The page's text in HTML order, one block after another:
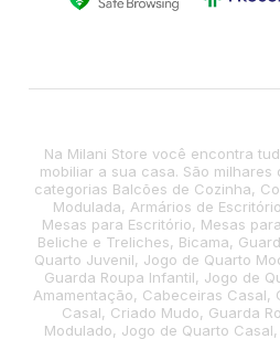
Na Milani Store você encontra
mobiliar a sua casa. São
categorias Balcões de Cozinha,
Modulada, Armários de
Mesas para Escritório, Mesas
Beliche e Treliches, Bicama,
Quarto Juvenil, Jogo de Quarto
Guarda Roupa Infantil, Jogo de
Amamentação, Cabeceiras Casal,
Casal, Criado Mudo, Guarda
Modulado, Jogo de Quarto